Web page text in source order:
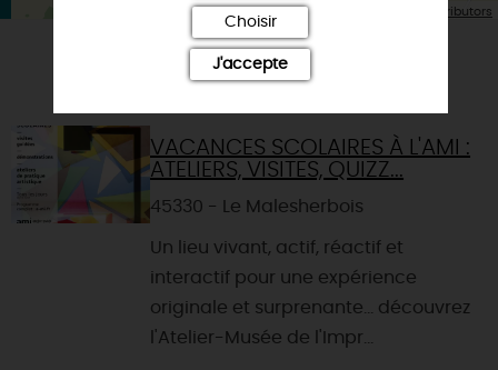
| Map data © OpenStreetMap contributors
VOUS AIMEREZ AUSSI
VACANCES SCOLAIRES À L'AMI :
ATELIERS, VISITES, QUIZZ...
45330 - Le Malesherbois
Un lieu vivant, actif, réactif et
interactif pour une expérience
originale et surprenante... découvrez
l'Atelier-Musée de l'Impr...
Choisir
J'accepte